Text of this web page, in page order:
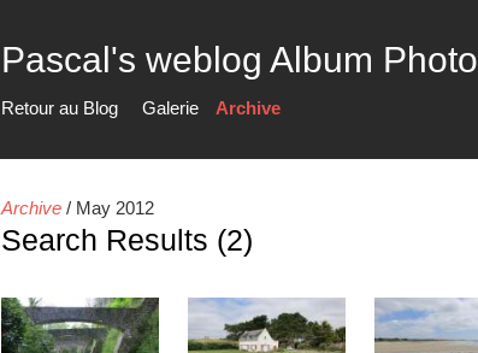
Pascal's weblog Album Photo
Retour au Blog Galerie Archive
Archive / May 2012
Search Results (2)